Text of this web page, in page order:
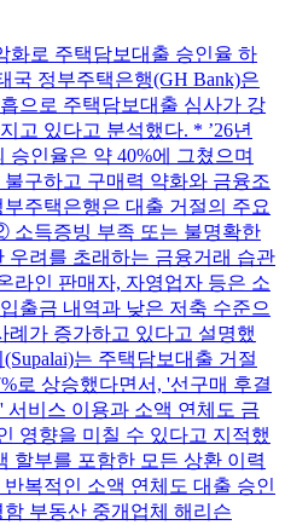
화로 주택담보대출 승인율 하
국 정부주택은행(GH Bank)은
으로 주택담보대출 심사가 강
고 있다고 분석했다. * ’26년
승인율은 약 40%에 그쳤으며
구하고 구매력 약화와 금융조
주택은행은 대출 거절의 주요
득증빙 부족 또는 불명확한
려를 초래하는 금융거래 습관
라인 판매자, 자영업자 등은 소
출금 내역과 낮은 저축 수준으
례가 증가하고 있다고 설명했
는 주택담보대출 거절
로 상승했다면서, '선구매 후결
서비스 이용과 소액 연체도 금
영향을 미칠 수 있다고 지적했
할부를 포함한 모든 상환 이력
복적인 소액 연체도 대출 승인
부동산 중개업체 해리슨